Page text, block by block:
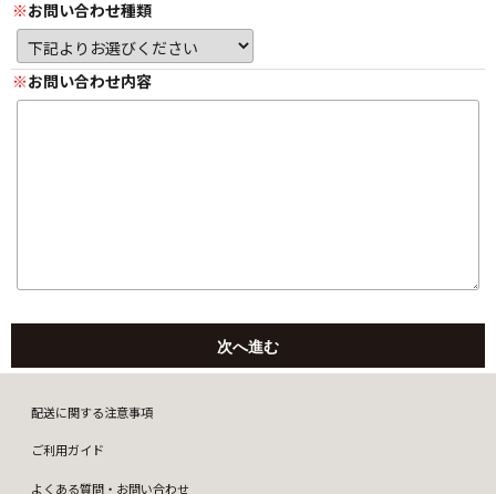
お問い合わせ種類
お問い合わせ内容
配送に関する注意事項
ご利用ガイド
よくある質問・お問い合わせ